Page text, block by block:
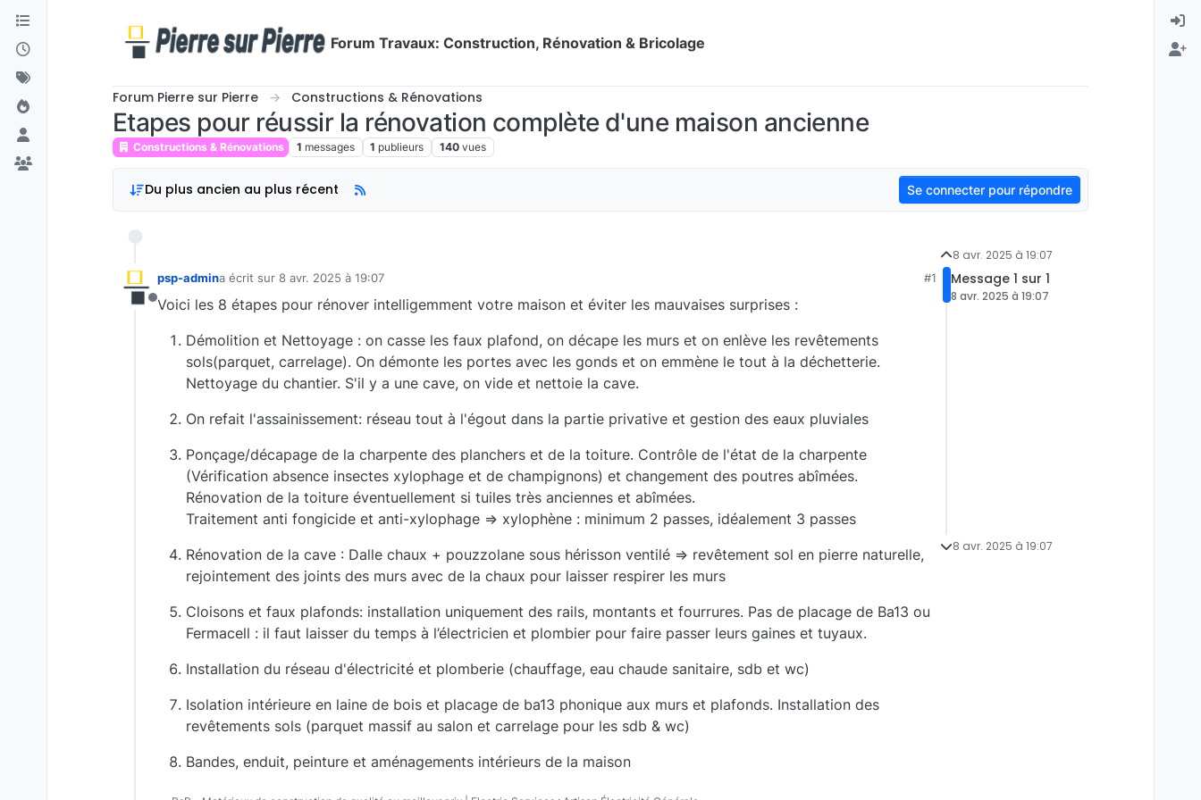
Aller directement au contenu
Forum Travaux: Construction, Rénovation & Bricolage
Forum Pierre sur Pierre Constructions & Rénovations
Etapes pour réussir la rénovation complète d'une maison ancienne
Constructions & Rénovations 1 messages 1 publieurs 140 vues
Du plus ancien au plus récent Se connecter pour répondre
Hors-ligne
psp-admina écrit sur 8 avr. 2025 à 19:07
dernière édition par
#1
Voici les 8 étapes pour rénover intelligemment votre maison et éviter les mauvaises surprises :
Démolition et Nettoyage : on casse les faux plafond, on décape les murs et on enlève les revêtements
sols(parquet, carrelage). On démonte les portes avec les gonds et on emmène le tout à la déchetterie.
Nettoyage du chantier. S'il y a une cave, on vide et nettoie la cave.
On refait l'assainissement: réseau tout à l'égout dans la partie privative et gestion des eaux pluviales
Ponçage/décapage de la charpente des planchers et de la toiture. Contrôle de l'état de la charpente
(Vérification absence insectes xylophage et de champignons) et changement des poutres abîmées.
Rénovation de la toiture éventuellement si tuiles très anciennes et abîmées.
Traitement anti fongicide et anti-xylophage => xylophène : minimum 2 passes, idéalement 3 passes
Rénovation de la cave : Dalle chaux + pouzzolane sous hérisson ventilé => revêtement sol en pierre naturelle,
rejointement des joints des murs avec de la chaux pour laisser respirer les murs
Cloisons et faux plafonds: installation uniquement des rails, montants et fourrures. Pas de placage de Ba13 ou
Fermacell : il faut laisser du temps à l’électricien et plombier pour faire passer leurs gaines et tuyaux.
Installation du réseau d'électricité et plomberie (chauffage, eau chaude sanitaire, sdb et wc)
Isolation intérieure en laine de bois et placage de ba13 phonique aux murs et plafonds. Installation des
revêtements sols (parquet massif au salon et carrelage pour les sdb & wc)
Bandes, enduit, peinture et aménagements intérieurs de la maison
8 avr. 2025 à 19:07
Message 1 sur 1
8 avr. 2025 à 19:07
8 avr. 2025 à 19:07